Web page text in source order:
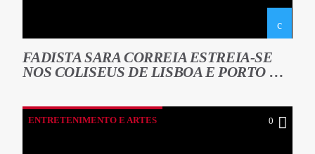
FADISTA SARA CORREIA ESTREIA-SE
NOS COLISEUS DE LISBOA E PORTO EM
ENTRETENIMENTO E ARTES 0